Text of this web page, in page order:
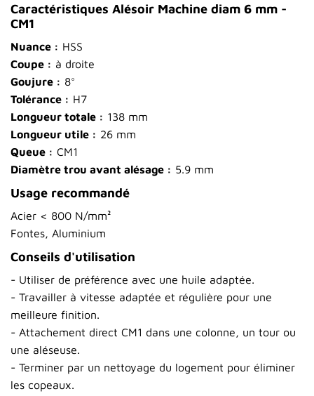
Caractéristiques Alésoir Machine diam 6 mm -
CM1
Nuance : HSS
Coupe : à droite
Goujure : 8°
Tolérance : H7
Longueur totale : 138 mm
Longueur utile : 26 mm
Queue : CM1
Diamètre trou avant alésage : 5.9 mm
Usage recommandé
Acier < 800 N/mm²
Fontes, Aluminium
Conseils d'utilisation
- Utiliser de préférence avec une huile adaptée.
- Travailler à vitesse adaptée et régulière pour une
meilleure finition.
- Attachement direct CM1 dans une colonne, un tour ou
une aléseuse.
- Terminer par un nettoyage du logement pour éliminer
les copeaux.